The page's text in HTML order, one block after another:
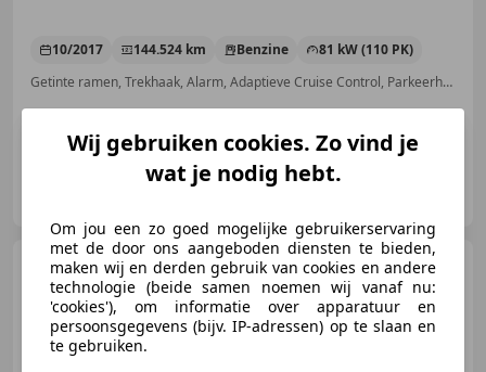
10/2017 144.524 km Benzine
81 kW (110 PK)
Getinte ramen, Trekhaak, Alarm, Adaptieve Cruise Control, Parkeerhulp achter, LED verlichting, Automatische klimaatregeling, Navigatiesysteem
Volkswagen Golf
Variant
1.5 TSI R-Line pano,
led, navi, cruise
Wij gebruiken cookies. Zo vind je
wat je nodig hebt.
Om jou een zo goed mogelijke gebruikerservaring
met de door ons aangeboden diensten te bieden,
maken wij en derden gebruik van cookies en andere
technologie (beide samen noemen wij vanaf nu:
'cookies'), om informatie over apparatuur en
persoonsgegevens (bijv. IP-adressen) op te slaan en
te gebruiken.